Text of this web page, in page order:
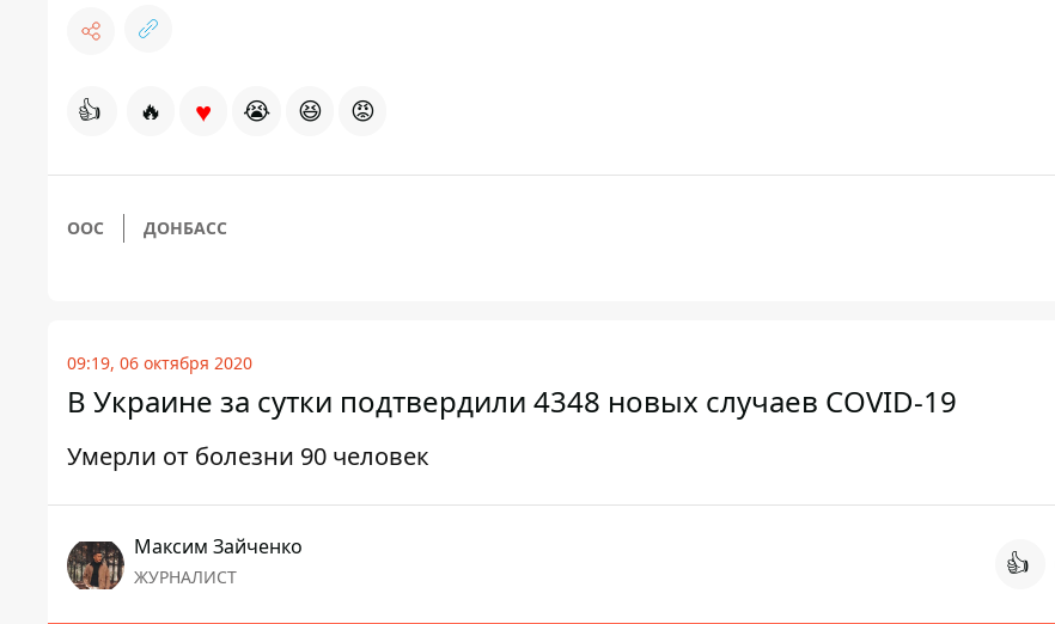
👍 🔥 ♥ 😭 😆 😡
ООС ДОНБАСС
09:19, 06 октября 2020
В Украине за сутки подтвердили 4348 новых случаев COVID-19
Умерли от болезни 90 человек
Максим Зайченко
ЖУРНАЛИСТ 👍